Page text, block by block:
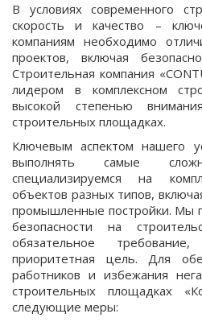
В условиях современного
скорость и качество –
компаниям необходимо
проектов, включая
Строительная компания
лидером в комплексном
высокой степенью
строительных площадках.
Ключевым аспектом нашего
выполнять самые
специализируемся на
объектов разных типов,
промышленные постройки. Мы
безопасности на
обязательное
приоритетная цель. Для
работников и избежания
строительных площадках
следующие меры: